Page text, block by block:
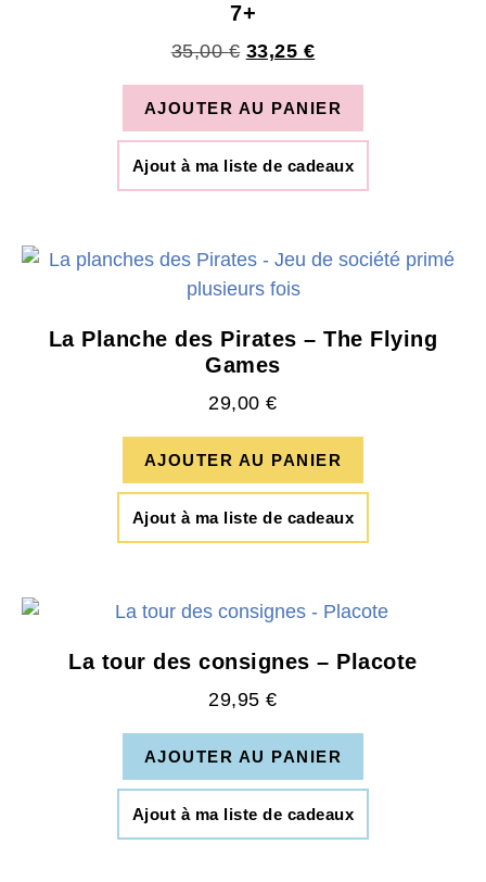
7+
35,00€ 33,25 €
AJOUTER AU PANIER
Ajout à ma liste de cadeaux
La Planche des Pirates – The Flying
Games
29,00€
AJOUTER AU PANIER
Ajout à ma liste de cadeaux
La tour des consignes – Placote
29,95€
AJOUTER AU PANIER
Ajout à ma liste de cadeaux